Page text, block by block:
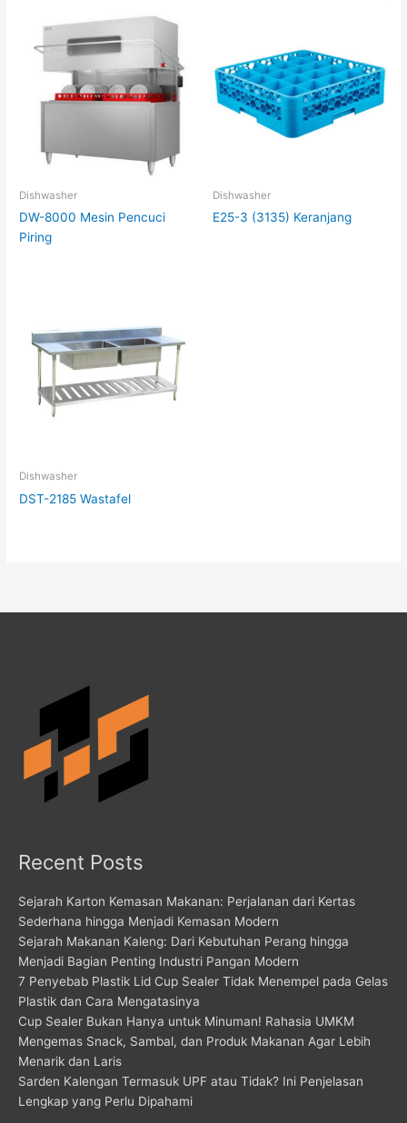
Dishwasher
DW-8000 Mesin Pencuci
Piring
Dishwasher
E25-3 (3135) Keranjang
Dishwasher
DST-2185 Wastafel
Recent Posts
Sejarah Karton Kemasan Makanan: Perjalanan dari Kertas
Sederhana hingga Menjadi Kemasan Modern
Sejarah Makanan Kaleng: Dari Kebutuhan Perang hingga
Menjadi Bagian Penting Industri Pangan Modern
7 Penyebab Plastik Lid Cup Sealer Tidak Menempel pada Gelas
Plastik dan Cara Mengatasinya
Cup Sealer Bukan Hanya untuk Minuman! Rahasia UMKM
Mengemas Snack, Sambal, dan Produk Makanan Agar Lebih
Menarik dan Laris
Sarden Kalengan Termasuk UPF atau Tidak? Ini Penjelasan
Lengkap yang Perlu Dipahami